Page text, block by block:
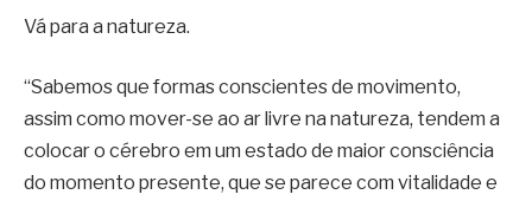
Vá para a natureza.
“Sabemos que formas conscientes de movimento,
assim como mover-se ao ar livre na natureza, tendem a
colocar o cérebro em um estado de maior consciência
do momento presente, que se parece com vitalidade e